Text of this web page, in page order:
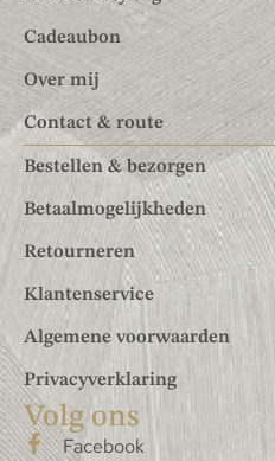
Cadeaubon
Over mij
Contact & route
Bestellen & bezorgen
Betaalmogelijkheden
Retourneren
Klantenservice
Algemene voorwaarden
Privacyverklaring
Volg ons
Facebook